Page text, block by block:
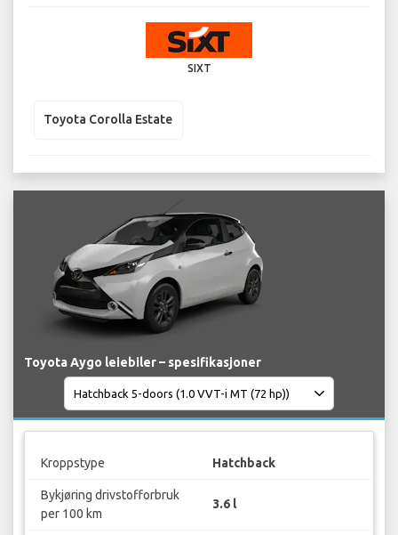
SIXT
Toyota Corolla Estate
Toyota Aygo leiebiler – spesifikasjoner
Kroppstype Hatchback
Bykjøring drivstofforbruk
per 100 km
3.6 l